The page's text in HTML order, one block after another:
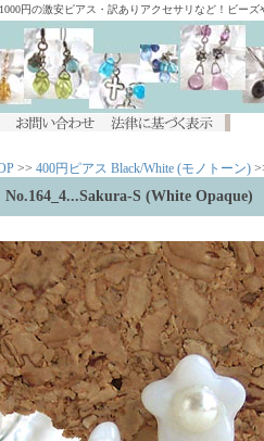
円の激安ピアス・訳ありアクセサリなど！ビー
>> 400円ピアス Black/White (モノトーン)
No.164_4...Sakura-S (White Opaque)